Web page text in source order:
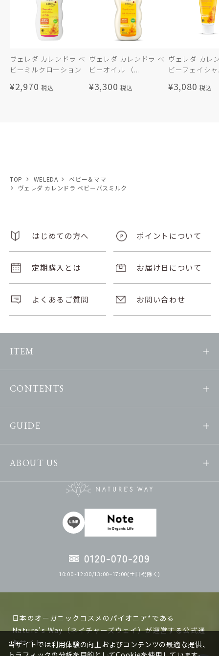
TOP WELEDA
ベビー＆ママ
ヴェレダ カレンドラ ベビーバスミルク
ヴェレダ カレンドラ ベ
ビーミルクローション
¥2,970
ヴェレダ カレンドラ ベ
ビーオイル （...
¥3,300
ヴェレダ カレ
ビーフェイシ
¥3,080
はじめての方へ ポイントについて
定期購入とは お届け日について
よくあるご質問 お問い合わせ
ITEM
CONTENTS
GUIDE
ABOUT US
0120-070-209
10:00~12:00/13:00~17:00(土日祝除く)
日本のオーガニックコスメのパイオニア*である
Nature’s Way（ネイチャーズウェイ）が運営する公式通
販サイト。
当サイトでは利用体験の向上およびコンテンツの最適な提供、